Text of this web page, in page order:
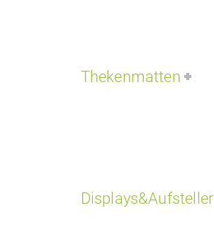
Thekenmatten
Displays&Aufsteller